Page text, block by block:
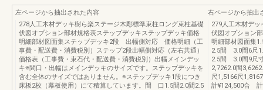
左ページから抽出された内容
278人工木材デッキ樹ら楽ステージ木彫標準束柱ロング束柱基礎
伏図オプション部材規格表ステップデッキステップデッキ価格
明細部材図面集ステップデッキ2段 出幅側対応 価格明細（工
事費・配送費・消費税別）ステップ2段出幅側対応（左右共通）
価格表（工事費・束石代・配送費・消費税別）出幅メインデッ
キ※間口・出幅はメインデッキのサイズです。ステップデッキを
含む全体のサイズではありません。※ステップデッキ1段につき
床板2枚（幕板使用）にて積算しています。間 口1.5間2.0間2.5
右ページから抽出
279人工木材デ
伏図オプション
明細部材図面
2.5間 3.0間6
2.5間 3.0間9尺
2,7262.0間
尺1,5166尺
計¥124,500合